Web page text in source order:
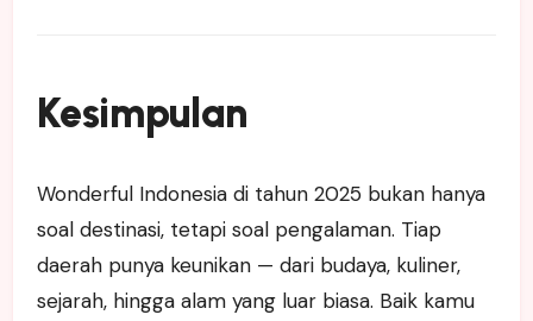
Kesimpulan
Wonderful Indonesia di tahun 2025 bukan hanya
soal destinasi, tetapi soal pengalaman. Tiap
daerah punya keunikan — dari budaya, kuliner,
sejarah, hingga alam yang luar biasa. Baik kamu